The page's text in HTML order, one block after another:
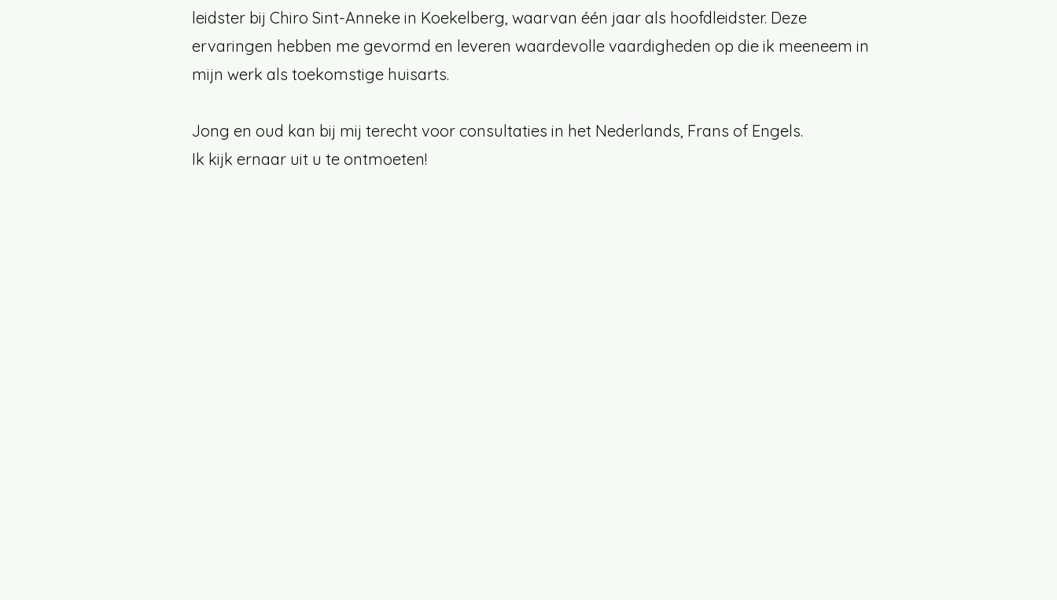
leidster bij Chiro Sint-Anneke in Koekelberg, waarvan één jaar als hoofdleidster. Deze
ervaringen hebben me gevormd en leveren waardevolle vaardigheden op die ik meeneem in
mijn werk als toekomstige huisarts.
Jong en oud kan bij mij terecht voor consultaties in het Nederlands, Frans of Engels.
Ik kijk ernaar uit u te ontmoeten!